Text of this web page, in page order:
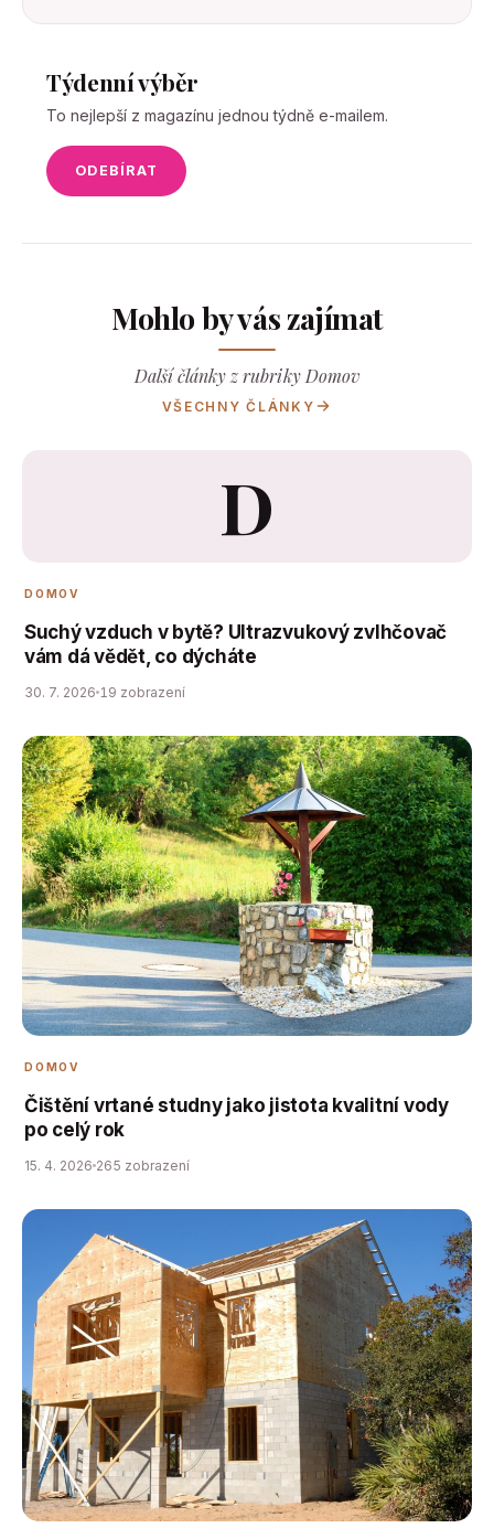
Týdenní výběr
To nejlepší z magazínu jednou týdně e-mailem.
ODEBÍRAT
Mohlo by vás zajímat
Další články z rubriky Domov
VŠECHNY ČLÁNKY
D
DOMOV
Suchý vzduch v bytě? Ultrazvukový zvlhčovač
vám dá vědět, co dýcháte
30. 7. 2026 19 zobrazení
DOMOV
Čištění vrtané studny jako jistota kvalitní vody
po celý rok
15. 4. 2026 265 zobrazení